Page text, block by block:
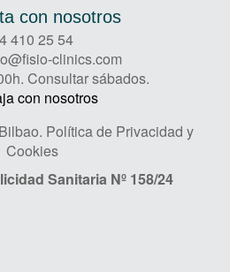
con nosotros
410 25 54
clinics.com
Consultar sábados.
con nosotros
Política de Privacidad y
Cookies
SanitariaNº 158/24